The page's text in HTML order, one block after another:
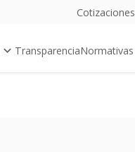
Cotizaciones
TransparenciaNormativas